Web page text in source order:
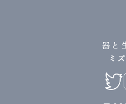
器と
ミ